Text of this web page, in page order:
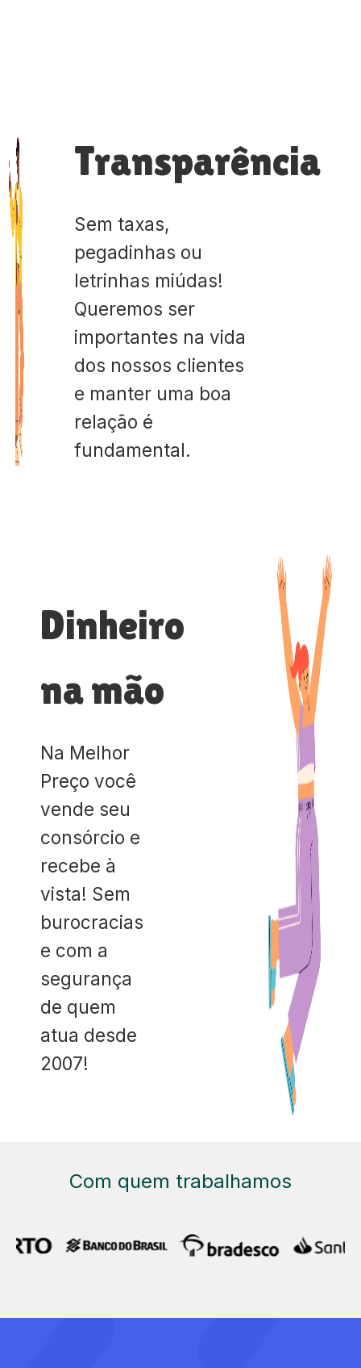
Transparência
Sem taxas,
pegadinhas ou
letrinhas miúdas!
Queremos ser
importantes na vida
dos nossos clientes
e manter uma boa
relação é
fundamental.
Dinheiro
na mão
Na Melhor
Preço você
vende seu
consórcio e
recebe à
vista! Sem
burocracias
e com a
segurança
de quem
atua desde
2007!
Com quem trabalhamos